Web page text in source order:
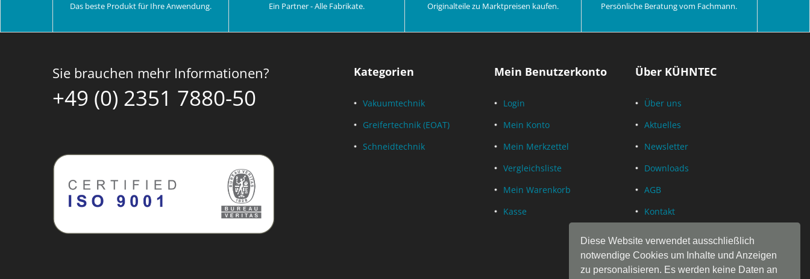
Diese Website verwendet ausschließlich
notwendige Cookies um Inhalte und Anzeigen
zu personalisieren. Es werden keine Daten an
Das beste Produkt für Ihre Anwendung. Ein Partner - Alle Fabrikate. Originalteile zu Marktpreisen kaufen. Persönliche Beratung vom Fachmann.
Sie brauchen mehr Informationen?
+49 (0) 2351 7880-50
Kategorien
Vakuumtechnik
Greifertechnik (EOAT)
Schneidtechnik
Mein Benutzerkonto
Login
Mein Konto
Mein Merkzettel
Vergleichsliste
Mein Warenkorb
Kasse
Über KÜHNTEC
Über uns
Aktuelles
Newsletter
Downloads
AGB
Kontakt
Impressum